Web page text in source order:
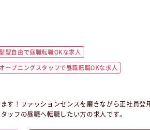
型自由で昼職転職OKな求人
ープニングスタッフで昼職転職OKな求人
す！ファッションセンスを磨きながら正社員登
ッフの昼職へ転職したい方の求人です。